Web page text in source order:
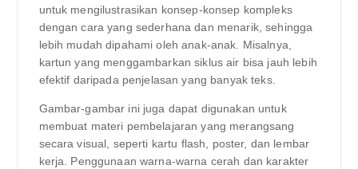
untuk mengilustrasikan konsep-konsep kompleks
dengan cara yang sederhana dan menarik, sehingga
lebih mudah dipahami oleh anak-anak. Misalnya,
kartun yang menggambarkan siklus air bisa jauh lebih
efektif daripada penjelasan yang banyak teks.
Gambar-gambar ini juga dapat digunakan untuk
membuat materi pembelajaran yang merangsang
secara visual, seperti kartu flash, poster, dan lembar
kerja. Penggunaan warna-warna cerah dan karakter